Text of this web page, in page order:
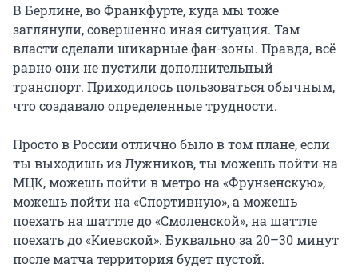
В Берлине, во Франкфурте, куда мы тоже
заглянули, совершенно иная ситуация. Там
власти сделали шикарные фан-зоны. Правда, всё
равно они не пустили дополнительный
транспорт. Приходилось пользоваться обычным,
что создавало определенные трудности.
Просто в России отлично было в том плане, если
ты выходишь из Лужников, ты можешь пойти на
МЦК, можешь пойти в метро на «Фрунзенскую»,
можешь пойти на «Спортивную», а можешь
поехать на шаттле до «Смоленской», на шаттле
поехать до «Киевской». Буквально за 20–30 минут
после матча территория будет пустой.